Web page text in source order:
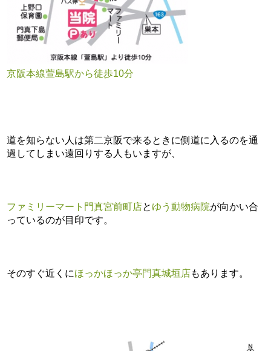
京阪本線萱島駅から徒歩10分
道を知らない人は第二京阪で来るときに側道に入るのを通
過してしまい遠回りする人もいますが、
ファミリーマート門真宮前町店と ゆう動物病院が向かい合
っているのが目印です。
そのすぐ近くにほっかほっか亭門真城垣店もあります。